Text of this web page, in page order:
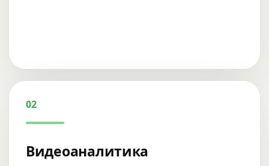
02
Видеоаналитика